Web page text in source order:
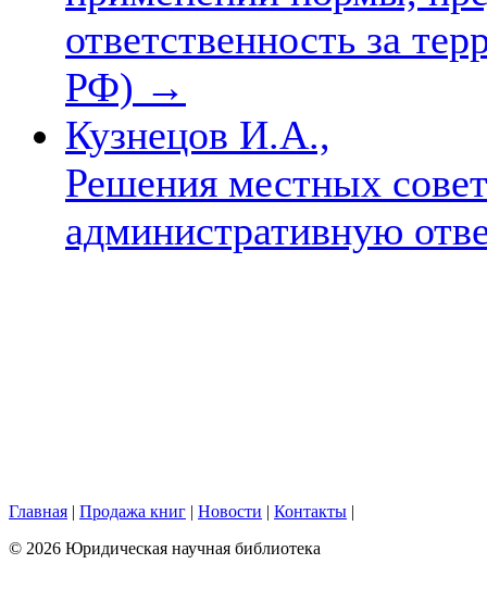
ответственность за
РФ) →
Кузнецов И.А.,
Решения местных
административную
Главная | Продажа книг | Новости | Контакты |
© 2026 Юридическая научная библиотека